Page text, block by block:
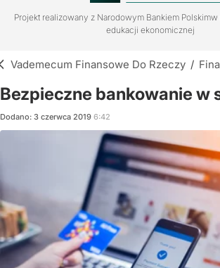
Projekt realizowany z Narodowym Bankiem Polskimw
edukacji ekonomicznej
Vademecum Finansowe Do Rzeczy /
Bezpieczne bankowanie w
Dodano: 3 czerwca 2019 6:42